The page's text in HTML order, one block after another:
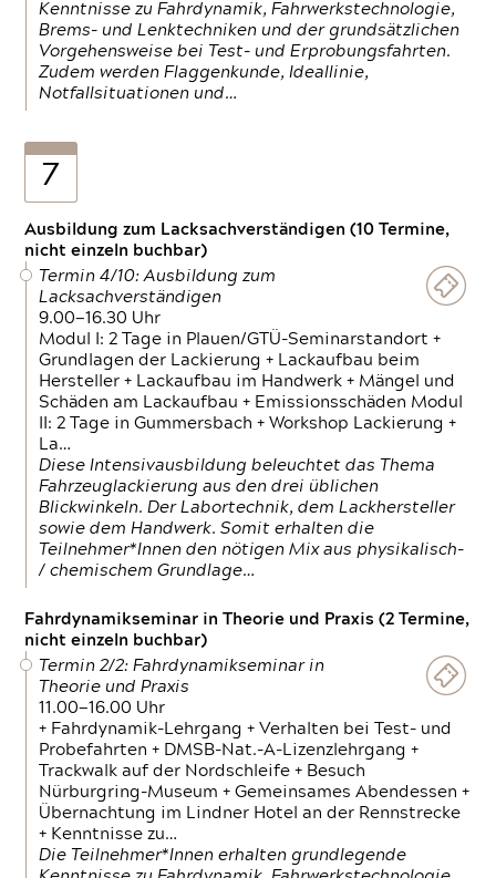
Kenntnisse zu Fahrdynamik, Fahrwerkstechnologie,
Brems- und Lenktechniken und der grundsätzlichen
Vorgehensweise bei Test- und Erprobungsfahrten.
Zudem werden Flaggenkunde, Ideallinie,
Notfallsituationen und…
7
Ausbildung zum Lacksachverständigen (10 Termine,
nicht einzeln buchbar)
Termin 4/10: Ausbildung zum
Lacksachverständigen
9.00—16.30 Uhr
Modul I: 2 Tage in Plauen/GTÜ-Seminarstandort +
Grundlagen der Lackierung + Lackaufbau beim
Hersteller + Lackaufbau im Handwerk + Mängel und
Schäden am Lackaufbau + Emissionsschäden Modul
II: 2 Tage in Gummersbach + Workshop Lackierung +
La…
Diese Intensivausbildung beleuchtet das Thema
Fahrzeuglackierung aus den drei üblichen
Blickwinkeln. Der Labortechnik, dem Lackhersteller
sowie dem Handwerk. Somit erhalten die
Teilnehmer*Innen den nötigen Mix aus physikalisch-
/ chemischem Grundlage…
Fahrdynamikseminar in Theorie und Praxis (2 Termine,
nicht einzeln buchbar)
Termin 2/2: Fahrdynamikseminar in
Theorie und Praxis
11.00—16.00 Uhr
+ Fahrdynamik-Lehrgang + Verhalten bei Test- und
Probefahrten + DMSB-Nat.-A-Lizenzlehrgang +
Trackwalk auf der Nordschleife + Besuch
Nürburgring-Museum + Gemeinsames Abendessen +
Übernachtung im Lindner Hotel an der Rennstrecke
+ Kenntnisse zu…
Die Teilnehmer*Innen erhalten grundlegende